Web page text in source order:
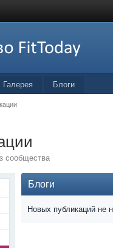
Галерея Блоги
сообщества
Блоги
Новых публикаций не